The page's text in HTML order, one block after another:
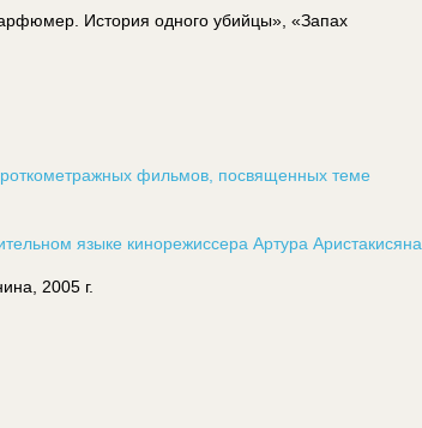
История одного убийцы», «Запах
фильмов, посвященных теме
языке кинорежиссера Артура Аристакисяна.
2005 г.